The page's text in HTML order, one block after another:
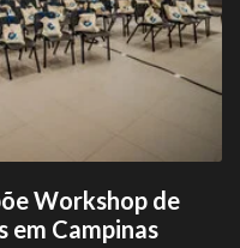
Workshop de
em Campinas